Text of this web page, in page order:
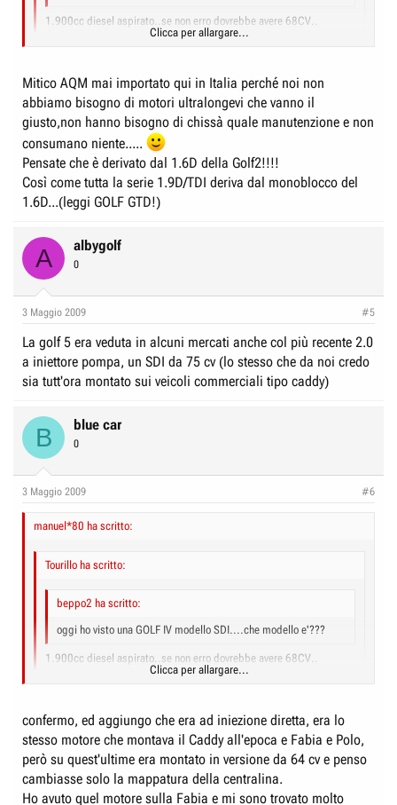
Clicca per allargare...
1.900cc diesel aspirato..se non erro dovrebbe avere 68CV..
Clicca per allargare...
Mitico AQM mai importato qui in Italia perché noi non
abbiamo bisogno di motori ultralongevi che vanno il
giusto,non hanno bisogno di chissà quale manutenzione e non
consumano niente.....
Pensate che è derivato dal 1.6D della Golf2!!!!
Così come tutta la serie 1.9D/TDI deriva dal monoblocco del
1.6D...(leggi GOLF GTD!)
A albygolf
0
3 Maggio 2009 #5
La golf 5 era veduta in alcuni mercati anche col più recente 2.0
a iniettore pompa, un SDI da 75 cv (lo stesso che da noi credo
sia tutt'ora montato sui veicoli commerciali tipo caddy)
B blue car
0
3 Maggio 2009 #6
manuel*80 ha scritto:
Tourillo ha scritto:
beppo2 ha scritto:
oggi ho visto una GOLF IV modello SDI....che modello e'???
Clicca per allargare...
1.900cc diesel aspirato..se non erro dovrebbe avere 68CV..
Clicca per allargare...
confermo, ed aggiungo che era ad iniezione diretta, era lo
stesso motore che montava il Caddy all'epoca e Fabia e Polo,
però su quest'ultime era montato in versione da 64 cv e penso
cambiasse solo la mappatura della centralina.
Ho avuto quel motore sulla Fabia e mi sono trovato molto